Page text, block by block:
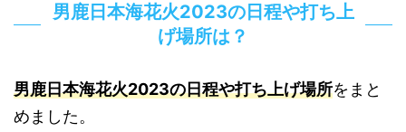
男鹿日本海花火2023の日程や打ち上
げ場所は？
男鹿日本海花火2023の日程や打ち上げ場所をまと
めました。